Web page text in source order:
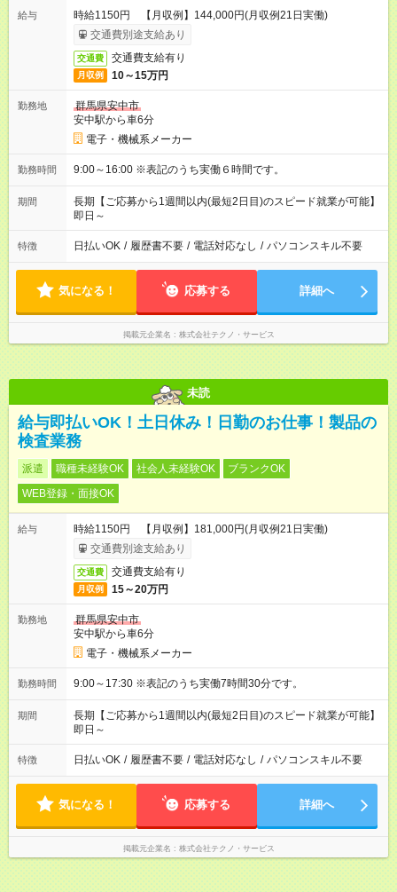
給与
時給1150円 【月収例】144,000円(月収例21日実働)
交通費別途支給あり
交通費 交通費支給有り
月収例 10～15万円
勤務地
群馬県安中市
安中駅から車6分
電子・機械系メーカー
勤務時間 9:00～16:00 ※表記のうち実働６時間です。
期間
長期【ご応募から1週間以内(最短2日目)のスピード就業が可能】
即日～
特徴 日払いOK / 履歴書不要 / 電話対応なし / パソコンスキル不要
気になる！ 応募する 詳細へ
掲載元企業名 株式会社テクノ・サービス
未読
給与即払いOK！土日休み！日勤のお仕事！製品の
検査業務
派遣 職種未経験OK 社会人未経験OK
ブランクOK
WEB登録・面接OK
給与
時給1150円 【月収例】181,000円(月収例21日実働)
交通費別途支給あり
交通費 交通費支給有り
月収例 15～20万円
勤務地
群馬県安中市
安中駅から車6分
電子・機械系メーカー
勤務時間 9:00～17:30 ※表記のうち実働7時間30分です。
期間
長期【ご応募から1週間以内(最短2日目)のスピード就業が可能】
即日～
特徴 日払いOK / 履歴書不要 / 電話対応なし / パソコンスキル不要
気になる！ 応募する 詳細へ
掲載元企業名 株式会社テクノ・サービス